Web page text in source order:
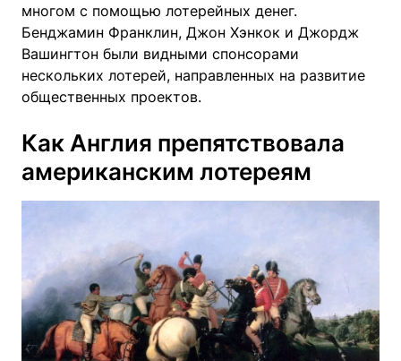
многом с помощью лотерейных денег.
Бенджамин Франклин, Джон Хэнкок и Джордж
Вашингтон были видными спонсорами
нескольких лотерей, направленных на развитие
общественных проектов.
Как Англия препятствовала
американским лотереям